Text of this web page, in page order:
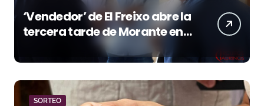
‘Vendedor’ de El Freixo abre la
tercera tarde de Morante en
la temporada portuense
SORTEO